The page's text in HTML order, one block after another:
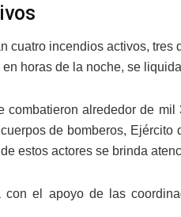
cuatro incendios activos,
horas de la noche, se
combatieron alrededor de
de bomberos,
estos actores se brinda
con el apoyo de las